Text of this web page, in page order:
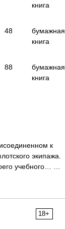
книга
48
бумажная
книга
88
бумажная
книга
к
экипажа.
учебного… …
18+